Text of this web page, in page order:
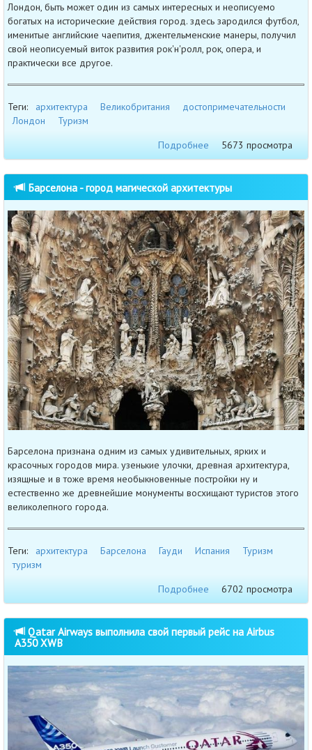
Лондон, быть может один из самых интересных и неописуемо
богатых на исторические действия город. здесь зародился футбол,
именитые английские чаепития, джентельменские манеры, получил
свой неописуемый виток развития рок'н'ролл, рок, опера, и
практически все другое.
Теги: архитектура Великобритания
достопримечательности
Лондон
Туризм
Подробнее
5673 просмотра
Барселона - город магической архитектуры
Барселона признана одним из самых удивительных, ярких и
красочных городов мира. узенькие улочки, древная архитектура,
изящные и в тоже время необыкновенные постройки ну и
естественно же древнейшие монументы восхищают туристов этого
великолепного города.
Теги: архитектура Барселона Гауди Испания
Туризм
туризм
Подробнее
6702 просмотра
Qatar Airways выполнила свой первый рейс на Airbus
A350 XWB